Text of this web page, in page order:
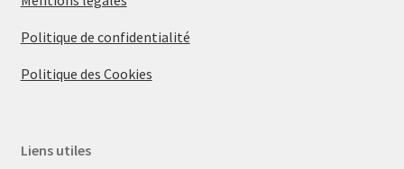
Politique de confidentialité
Politique des Cookies
Liens utiles